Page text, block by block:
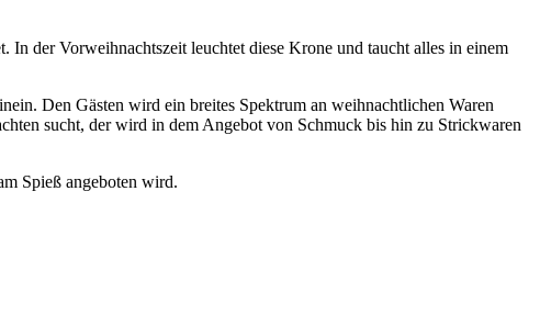
In der Vorweihnachtszeit leuchtet diese Krone und taucht alles in einem
Den Gästen wird ein breites Spektrum an weihnachtlichen Waren
sucht, der wird in dem Angebot von Schmuck bis hin zu Strickwaren
Spieß angeboten wird.